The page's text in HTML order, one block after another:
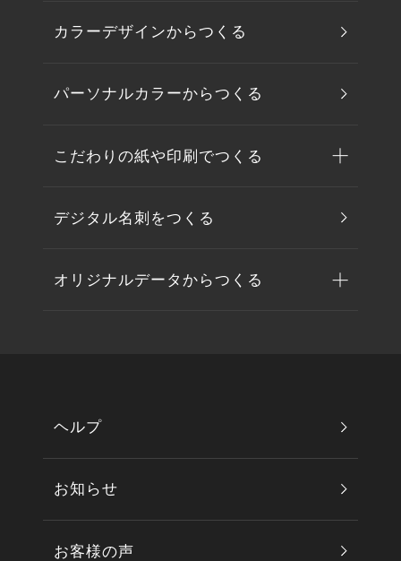
カラーデザインからつくる
パーソナルカラーからつくる
こだわりの紙や印刷でつくる
デジタル名刺をつくる
オリジナルデータからつくる
ヘルプ
お知らせ
お客様の声